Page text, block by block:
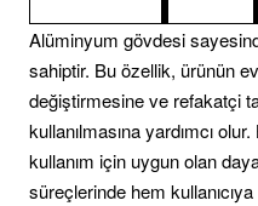
Alüminyum gövdesi
sahiptir. Bu özellik, ürünün
değiştirmesine ve refakatçi
kullanılmasına yardımcı
kullanım için uygun olan
süreçlerinde hem